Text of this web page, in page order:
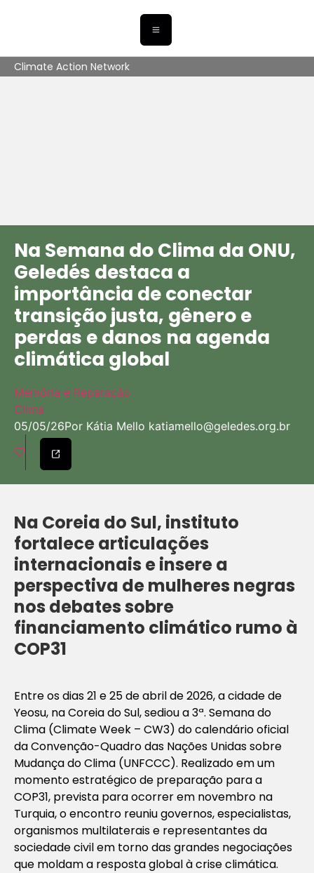
Climate Action Network
Na Semana do Clima da ONU,
Geledés destaca a
importância de conectar
transição justa, gênero e
perdas e danos na agenda
climática global
Memória e Reparação
Clima
05/05/26Por Kátia Mello katiamello@geledes.org.br
Na Coreia do Sul, instituto
fortalece articulações
internacionais e insere a
perspectiva de mulheres negras
nos debates sobre
financiamento climático rumo à
COP31
Entre os dias 21 e 25 de abril de 2026, a cidade de
Yeosu, na Coreia do Sul, sediou a 3ª. Semana do
Clima (Climate Week – CW3) do calendário oficial
da Convenção-Quadro das Nações Unidas sobre
Mudança do Clima (UNFCCC). Realizado em um
momento estratégico de preparação para a
COP31, prevista para ocorrer em novembro na
Turquia, o encontro reuniu governos, especialistas,
organismos multilaterais e representantes da
sociedade civil em torno das grandes negociações
que moldam a resposta global à crise climática.